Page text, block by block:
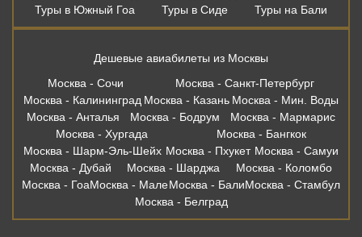
Туры в Южный Гоа
Туры в Сиде Туры на Бали
Дешевые авиабилеты из Москвы
Москва - Сочи
Москва - Санкт-Петербург
Москва - Калининград Москва - Казань Москва - Мин. Воды
Москва - Анталья
Москва - Бодрум
Москва - Мармарис
Москва - Хургада
Москва - Бангкок
Москва - Шарм-Эль-Шейх Москва - Пхукет Москва - Самуи
Москва - Дубай
Москва - Шарджа
Москва - Коломбо
Москва - ГоаМосква - МалеМосква - БалиМосква - Стамбул
Москва - Белград